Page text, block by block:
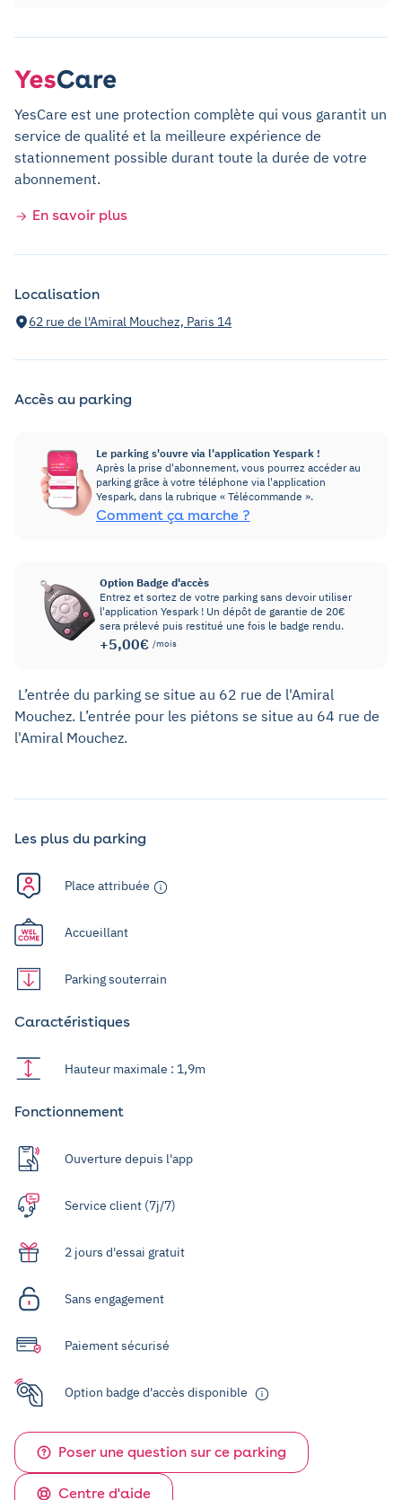
YesCare est une protection complète qui vous garantit un
service de qualité et la meilleure expérience de
stationnement possible durant toute la durée de votre
abonnement.
En savoir plus
Localisation
62 rue de l'Amiral Mouchez, Paris 14
Accès au parking
Le parking s'ouvre via l'application Yespark !
Après la prise d'abonnement, vous pourrez accéder au
parking grâce à votre téléphone via l'application
Yespark, dans la rubrique « Télécommande ».
Comment ça marche ?
Option Badge d'accès
Entrez et sortez de votre parking sans devoir utiliser
l'application Yespark ! Un dépôt de garantie de 20€
sera prélevé puis restitué une fois le badge rendu.
+5,00€ /mois
L’entrée du parking se situe au 62 rue de l'Amiral
Mouchez. L’entrée pour les piétons se situe au 64 rue de
l'Amiral Mouchez.
Les plus du parking
Place attribuée
Accueillant
Parking souterrain
Caractéristiques
Hauteur maximale : 1,9m
Fonctionnement
Ouverture depuis l'app
Service client (7j/7)
2 jours d'essai gratuit
Sans engagement
Paiement sécurisé
Option badge d'accès disponible
Poser une question sur ce parking
Centre d'aide